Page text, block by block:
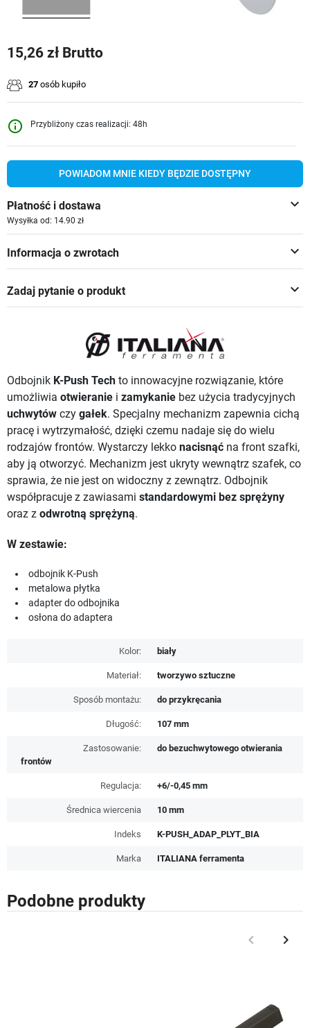
15,26 zł Brutto
27 osób kupiło
info_outline Przybliżony czas realizacji: 48h
POWIADOM MNIE KIEDY BĘDZIE DOSTĘPNY
keyboard_arrow_down
Płatność i dostawa
Wysyłka od: 14.90 zł
keyboard_arrow_down
Informacja o zwrotach
keyboard_arrow_down
Zadaj pytanie o produkt
Odbojnik K-Push Tech to innowacyjne rozwiązanie, które
umożliwia otwieranie i zamykanie bez użycia tradycyjnych
uchwytów czy gałek. Specjalny mechanizm zapewnia cichą
pracę i wytrzymałość, dzięki czemu nadaje się do wielu
rodzajów frontów. Wystarczy lekko nacisnąć na front szafki,
aby ją otworzyć. Mechanizm jest ukryty wewnątrz szafek, co
sprawia, że nie jest on widoczny z zewnątrz. Odbojnik
współpracuje z zawiasami standardowymi bez sprężyny
oraz z odwrotną sprężyną.
W zestawie:
odbojnik K-Push
metalowa płytka
adapter do odbojnika
osłona do adaptera
Kolor: biały
Materiał: tworzywo sztuczne
Sposób montażu: do przykręcania
Długość: 107 mm
Zastosowanie:
do bezuchwytowego otwierania
frontów
Regulacja: +6/-0,45 mm
Średnica wiercenia 10 mm
Indeks K-PUSH_ADAP_PLYT_BIA
Marka ITALIANA ferramenta
Podobne produkty
Poprzedni
keyboard_arrow_left keyboard_arrow_right